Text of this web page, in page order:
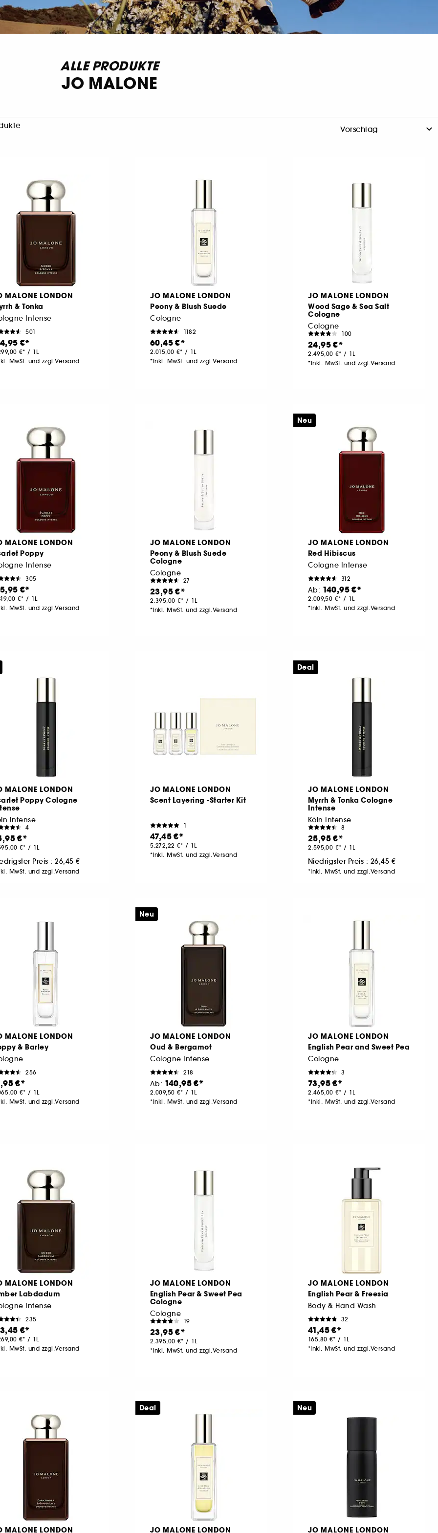
ALLE PRODUKTE
JO MALONE
MALONE LONDON
& Tonka
Intense
501
€
€ / 1L
MwSt. und zzgl.Versand
JO MALONE LONDON
Peony & Blush Suede
Cologne
1182
60,45 €
2.015,00 € / 1L
*Inkl. MwSt. und zzgl.Versand
JO MALONE LONDON
Wood Sage & Sea Salt
Cologne
Cologne
100
24,95 €
2.495,00 € / 1L
*Inkl. MwSt. und zzgl.Versand
MALONE LONDON
Poppy
Intense
305
€
€ / 1L
MwSt. und zzgl.Versand
JO MALONE LONDON
Peony & Blush Suede
Cologne
Cologne
27
23,95 €
2.395,00 € / 1L
*Inkl. MwSt. und zzgl.Versand
JO MALONE LONDON
Red Hibiscus
Cologne Intense
312
Ab: 140,95 €
2.009,50 € / 1L
*Inkl. MwSt. und zzgl.Versand
Neu
MALONE LONDON
Poppy Cologne
Intense
4
€
€ / 1L
Preis : 26,45 €
MwSt. und zzgl.Versand
JO MALONE LONDON
Scent Layering -Starter Kit
1
47,45 €
5.272,22 € / 1L
*Inkl. MwSt. und zzgl.Versand
JO MALONE LONDON
Myrrh & Tonka Cologne
Intense
Köln Intense
8
25,95 €
2.595,00 € / 1L
Niedrigster Preis : 26,45 €
*Inkl. MwSt. und zzgl.Versand
Deal
MALONE LONDON
& Barley
256
€
€ / 1L
MwSt. und zzgl.Versand
JO MALONE LONDON
Oud & Bergamot
Cologne Intense
218
Ab: 140,95 €
2.009,50 € / 1L
*Inkl. MwSt. und zzgl.Versand
Neu
JO MALONE LONDON
English Pear and Sweet Pea
Cologne
3
73,95 €
2.465,00 € / 1L
*Inkl. MwSt. und zzgl.Versand
MALONE LONDON
Labdadum
Intense
235
€
€ / 1L
MwSt. und zzgl.Versand
JO MALONE LONDON
English Pear & Sweet Pea
Cologne
Cologne
19
23,95 €
2.395,00 € / 1L
*Inkl. MwSt. und zzgl.Versand
JO MALONE LONDON
English Pear & Freesia
Body & Hand Wash
32
41,45 €
165,80 € / 1L
*Inkl. MwSt. und zzgl.Versand
MALONE LONDON JO MALONE LONDON
Deal
JO MALONE LONDON
Neu